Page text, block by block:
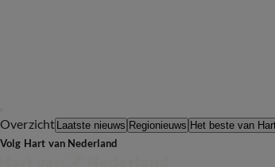
Overzicht Laatste nieuws Regionieuws Het beste van
Volg Hart van Nederland